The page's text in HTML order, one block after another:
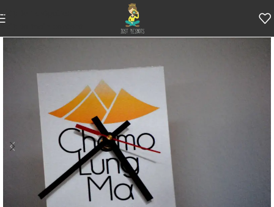
Skip to navigation
Skip to main content